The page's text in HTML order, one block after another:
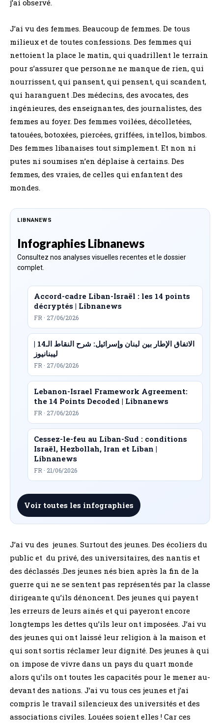
j’ai observé.
J’ai vu des femmes. Beaucoup de femmes. De tous
milieux et de toutes confessions. Des femmes qui
nettoient la place le matin, qui quadrillent le terrain
pour s’assurer que personne ne manque de rien, qui
nourrissent, qui pansent, qui pensent, qui scandent,
qui haranguent .Des médecins, des avocates, des
ingénieures, des enseignantes, des journalistes, des
femmes au foyer. Des femmes voilées, décolletées,
tatouées, botoxées, piercées, griffées, intellos, bimbos.
Des femmes libanaises tout simplement. Et non ni
putes ni soumises n’en déplaise à certains. Des
femmes, des vraies, de celles qui enfantent des
mondes.
LIBNANEWS
Infographies Libnanews
Consultez nos analyses visuelles recentes et le dossier
complet.
Accord-cadre Liban-Israël : les 14 points
décryptés | Libnanews
FR · 27/06/2026
الاتفاق الإطار بين لبنان وإسرائيل: شرح النقاط الـ14 |
ليبنانيوز
FR · 27/06/2026
Lebanon-Israel Framework Agreement:
the 14 Points Decoded | Libnanews
FR · 27/06/2026
Cessez-le-feu au Liban-Sud : conditions
Israël, Hezbollah, Iran et Liban |
Libnanews
FR · 21/06/2026
Voir toutes les infographies
J’ai vu des jeunes. Surtout des jeunes. Des écoliers du
public et du privé, des universitaires, des nantis et
des déclassés .Des jeunes nés bien après la fin de la
guerre qui ne se sentent pas représentés par la classe
dirigeante qu’ils dénoncent. Des jeunes qui payent
les erreurs de leurs ainés et qui payeront encore
longtemps les dettes qu’ils leur ont imposées. J’ai vu
des jeunes qui ont laissé leur religion à la maison et
qui sont sortis réclamer leur dignité. Des jeunes à qui
on impose de vivre dans un pays du quart monde
alors qu’ils ont toutes les capacités pour le mener au-
devant des nations. J’ai vu tous ces jeunes et j’ai
compris le travail silencieux des universités et des
associations civiles. Louées soient elles ! Car ces